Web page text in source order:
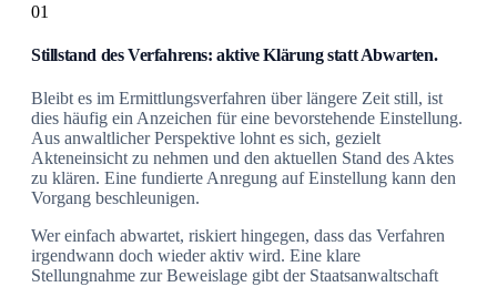
01
Stillstand des Verfahrens: aktive Klärung statt Abwarten.
Bleibt es im Ermittlungsverfahren über längere Zeit still, ist
dies häufig ein Anzeichen für eine bevorstehende Einstellung.
Aus anwaltlicher Perspektive lohnt es sich, gezielt
Akteneinsicht zu nehmen und den aktuellen Stand des Aktes
zu klären. Eine fundierte Anregung auf Einstellung kann den
Vorgang beschleunigen.
Wer einfach abwartet, riskiert hingegen, dass das Verfahren
irgendwann doch wieder aktiv wird. Eine klare
Stellungnahme zur Beweislage gibt der Staatsanwaltschaft